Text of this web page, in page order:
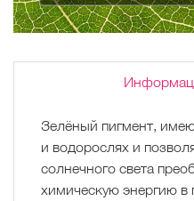
Зелёный пигмент,
и водорослях и
солнечного света
химическую энергию в